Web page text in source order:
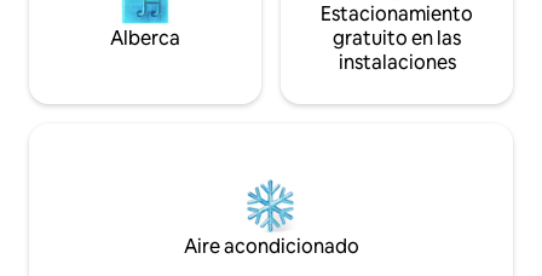
Alberca
Estacionamiento
gratuito en las
instalaciones
Aire acondicionado